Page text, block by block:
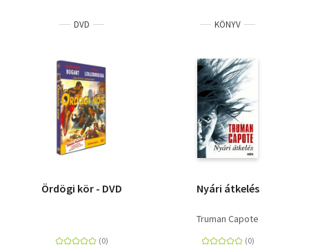
DVD
Ördögi kör - DVD
KÖNYV
Nyári átkelés
Truman Capote